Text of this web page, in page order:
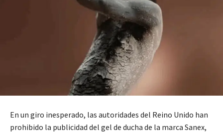
En un giro inesperado, las autoridades del Reino Unido han
prohibido la publicidad del gel de ducha de la marca Sanex,